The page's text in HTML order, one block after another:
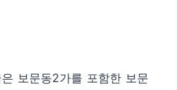
보문동2가를 포함한 보문